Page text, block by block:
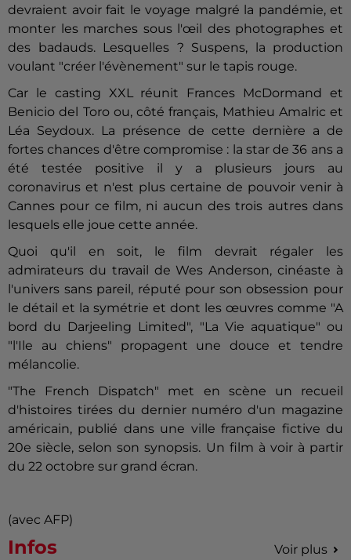
devraient avoir fait le voyage malgré la pandémie, et
monter les marches sous l'œil des photographes et
des badauds. Lesquelles ? Suspens, la production
voulant "créer l'évènement" sur le tapis rouge.
Car le casting XXL réunit Frances McDormand et
Benicio del Toro ou, côté français, Mathieu Amalric et
Léa Seydoux. La présence de cette dernière a de
fortes chances d'être compromise : la star de 36 ans a
été testée positive il y a plusieurs jours au
coronavirus et n'est plus certaine de pouvoir venir à
Cannes pour ce film, ni aucun des trois autres dans
lesquels elle joue cette année.
Quoi qu'il en soit, le film devrait régaler les
admirateurs du travail de Wes Anderson, cinéaste à
l'univers sans pareil, réputé pour son obsession pour
le détail et la symétrie et dont les œuvres comme "A
bord du Darjeeling Limited", "La Vie aquatique" ou
"l'Ile au chiens" propagent une douce et tendre
mélancolie.
"The French Dispatch" met en scène un recueil
d'histoires tirées du dernier numéro d'un magazine
américain, publié dans une ville française fictive du
20e siècle, selon son synopsis. Un film à voir à partir
du 22 octobre sur grand écran.
(avec AFP)
Infos Voir plus